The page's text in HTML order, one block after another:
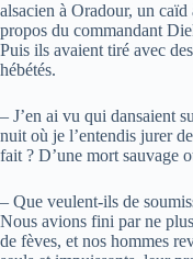
alsacien à Oradour, un
propos du commandant
Puis ils avaient tiré avec
hébétés.
– J’en ai vu qui dansaient
nuit où je l’entendis jurer
fait ? D’une mort sauvage
– Que veulent-ils de
Nous avions fini par ne
de fèves, et nos hommes